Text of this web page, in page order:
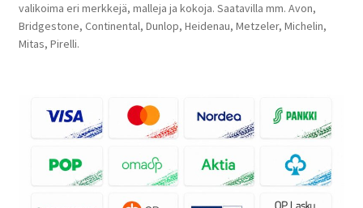
valikoima eri merkkejä, malleja ja kokoja. Saatavilla mm. Avon,
Bridgestone, Continental, Dunlop, Heidenau, Metzeler, Michelin,
Mitas, Pirelli.